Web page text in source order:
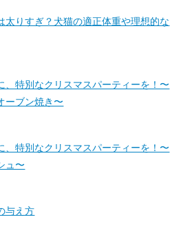
太りすぎ？犬猫の適正体重や理想的な
、特別なクリスマスパーティーを！〜
ーブン焼き〜
、特別なクリスマスパーティーを！〜
ュ〜
与え方